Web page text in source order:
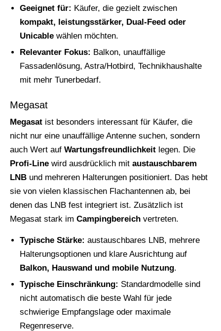
Geeignet für: Käufer, die gezielt zwischen
kompakt, leistungsstärker, Dual-Feed oder
Unicable wählen möchten.
Relevanter Fokus: Balkon, unauffällige
Fassadenlösung, Astra/Hotbird, Technikhaushalte
mit mehr Tunerbedarf.
Megasat
Megasat ist besonders interessant für Käufer, die
nicht nur eine unauffällige Antenne suchen, sondern
auch Wert auf Wartungsfreundlichkeit legen. Die
Profi-Line wird ausdrücklich mit austauschbarem
LNB und mehreren Halterungen positioniert. Das hebt
sie von vielen klassischen Flachantennen ab, bei
denen das LNB fest integriert ist. Zusätzlich ist
Megasat stark im Campingbereich vertreten.
Typische Stärke: austauschbares LNB, mehrere
Halterungsoptionen und klare Ausrichtung auf
Balkon, Hauswand und mobile Nutzung.
Typische Einschränkung: Standardmodelle sind
nicht automatisch die beste Wahl für jede
schwierige Empfangslage oder maximale
Regenreserve.